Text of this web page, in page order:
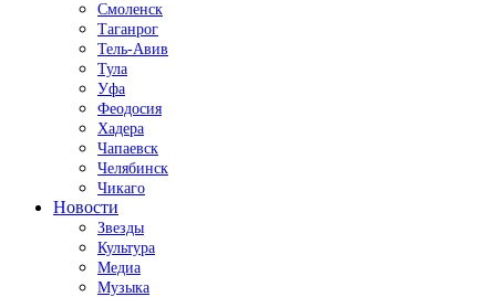
Смоленск
Таганрог
Тель-Авив
Тула
Уфа
Феодосия
Хадера
Чапаевск
Челябинск
Чикаго
Новости
Звезды
Культура
Медиа
Музыка